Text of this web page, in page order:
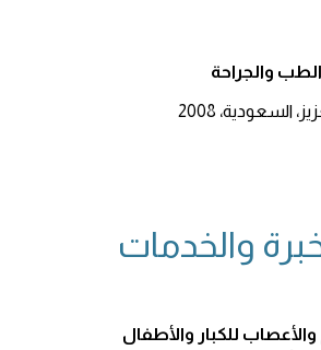
والجراحة
السعودية، 2008
والخدمات
للكبار والأطفال